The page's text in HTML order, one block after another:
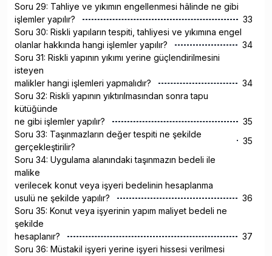
Soru 29: Tahliye ve yıkımın engellenmesi hâlinde ne gibi
işlemler yapılır?
33
Soru 30: Riskli yapıların tespiti, tahliyesi ve yıkımına engel
olanlar hakkında hangi işlemler yapılır?
34
Soru 31: Riskli yapının yıkımı yerine güçlendirilmesini
isteyen
malikler hangi işlemleri yapmalıdır?
34
Soru 32: Riskli yapının yıktırılmasından sonra tapu
kütüğünde
ne gibi işlemler yapılır?
35
Soru 33: Taşınmazların değer tespiti ne şekilde
gerçekleştirilir?
35
Soru 34: Uygulama alanındaki taşınmazın bedeli ile
malike
verilecek konut veya işyeri bedelinin hesaplanma
usulü ne şekilde yapılır?
36
Soru 35: Konut veya işyerinin yapım maliyet bedeli ne
şekilde
hesaplanır?
37
Soru 36: Müstakil işyeri yerine işyeri hissesi verilmesi